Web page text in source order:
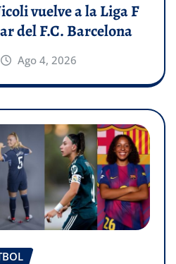
vuelve a la Liga F
del F.C. Barcelona
Ago 4, 2026